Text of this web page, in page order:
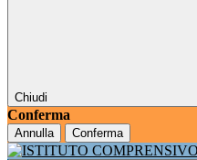
Chiudi
Conferma
Annulla Conferma